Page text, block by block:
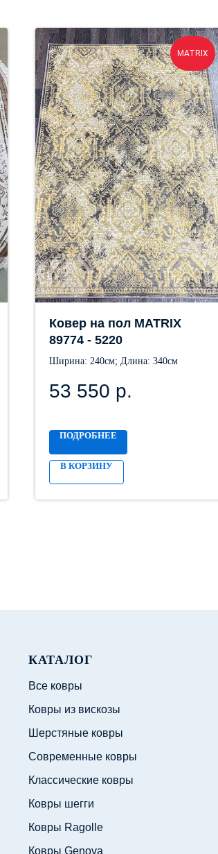
MATRIX
Ковер на пол MATRIX
89774 - 5220
Ширина: 240см; Длина: 340см
53 550 р.
ПОДРОБНЕЕ
В КОРЗИНУ
КАТАЛОГ
Все ковры
Ковры из вискозы
Шерстяные ковры
Современные ковры
Классические ковры
Ковры шегги
Ковры Ragolle
Ковры Genova